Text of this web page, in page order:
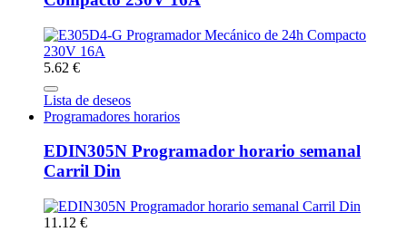
5.62 €
Lista de deseos
Programadores horarios
EDIN305N Programador horario semanal
Carril Din
11.12 €